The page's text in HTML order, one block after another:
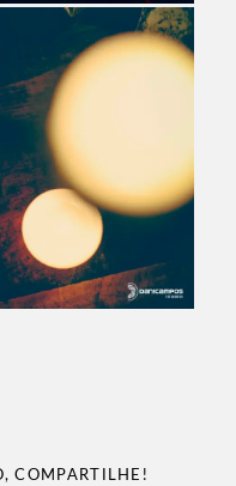
COMPARTILHE!